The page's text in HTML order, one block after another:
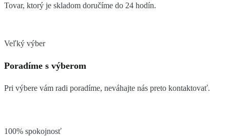
Tovar, ktorý je skladom doručíme do 24 hodín.
Veľký výber
Poradíme s výberom
Pri výbere vám radi poradíme, neváhajte nás preto kontaktovať.
100% spokojnosť